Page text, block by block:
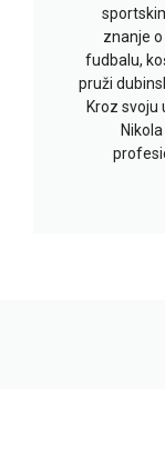
znanje
fudbalu,
pruži
Kroz svoju